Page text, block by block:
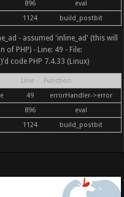
896
eval
1124 build_postbit
- assumed 'inline_ad' (this will
PHP) - Line: 49 - File:
code PHP 7.4.33 (Linux)
Line
Function
49
errorHandler->error
896
eval
1124 build_postbit